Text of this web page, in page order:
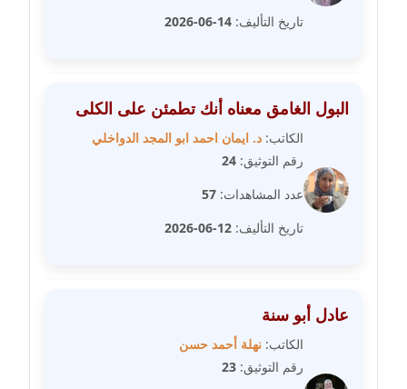
مدونة خولة سعيدان
موقوف
مدونة داليا فاروق
مدونة داليا نور
عاملة
مدونة دعاء الجابي
عاملة
تاريخ التأليف: 14-06-2026
البول الغامق معناه أنك تطمئن على الكلى
الكاتب: د. ايمان احمد ابو المجد الدواخلي
رقم التوثيق: 24
عدد المشاهدات: 57
تاريخ التأليف: 12-06-2026
عادل أبو سنة
الكاتب: نهلة أحمد حسن
رقم التوثيق: 23